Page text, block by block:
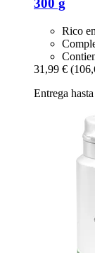
300 g
Rico
31,99 €
Entrega